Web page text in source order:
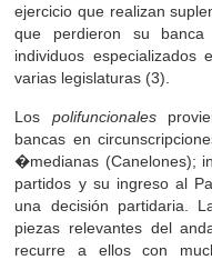
ejercicio que realizan
que perdieron su
individuos especializados
varias legislaturas (3).
Los polifuncionales
bancas en
�medianas (Canelones);
partidos y su ingreso al
una decisión partidaria.
piezas relevantes del
recurre a ellos con